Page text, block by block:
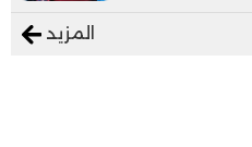
المزيد